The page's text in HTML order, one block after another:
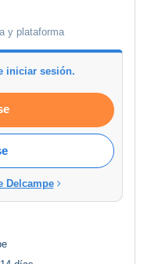
y plataforma
iniciar sesión.
Delcampe